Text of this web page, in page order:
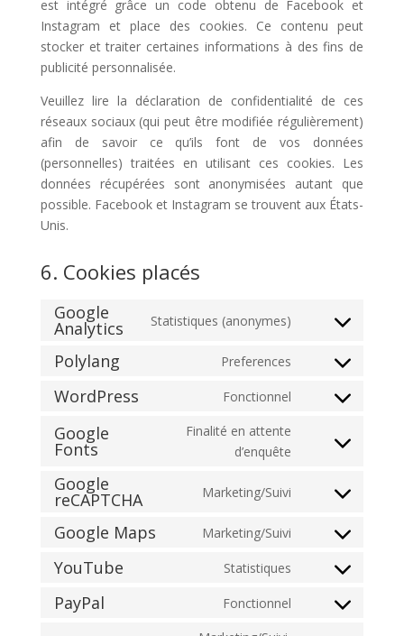
est intégré grâce un code obtenu de Facebook et
Instagram et place des cookies. Ce contenu peut
stocker et traiter certaines informations à des fins de
publicité personnalisée.
Veuillez lire la déclaration de confidentialité de ces
réseaux sociaux (qui peut être modifiée régulièrement)
afin de savoir ce qu’ils font de vos données
(personnelles) traitées en utilisant ces cookies. Les
données récupérées sont anonymisées autant que
possible. Facebook et Instagram se trouvent aux États-
Unis.
6. Cookies placés
Google
Analytics Statistiques (anonymes)
Consent
service
google-
Polylang Preferences
Consent
WordPress Fonctionnel
Consent
service
Google
Fonts
Finalité en attente
d’enquête
Consent
service
fonts
Google
reCAPTCHA Marketing/Suivi
Consent
service
google-
Google Maps Marketing/Suivi
Consent
google-
YouTube Statistiques
Consent
PayPal Fonctionnel
Consent